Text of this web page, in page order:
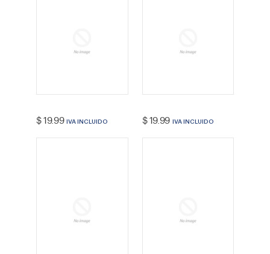
Precio
$ 19.99 IVA INCLUIDO
Precio
$ 19.99 IVA INCLUIDO